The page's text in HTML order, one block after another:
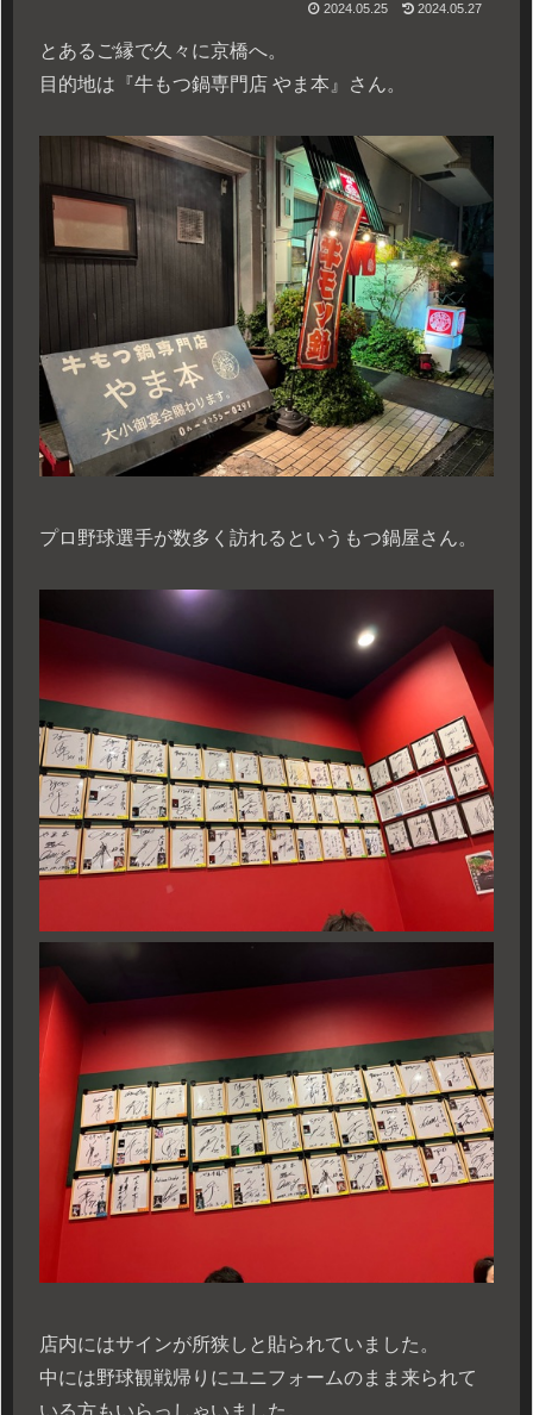
2024.05.25 2024.05.27
とあるご縁で久々に京橋へ。
目的地は『牛もつ鍋専門店 やま本』さん。
プロ野球選手が数多く訪れるというもつ鍋屋さん。
店内にはサインが所狭しと貼られていました。
中には野球観戦帰りにユニフォームのまま来られて
いる方もいらっしゃいました。